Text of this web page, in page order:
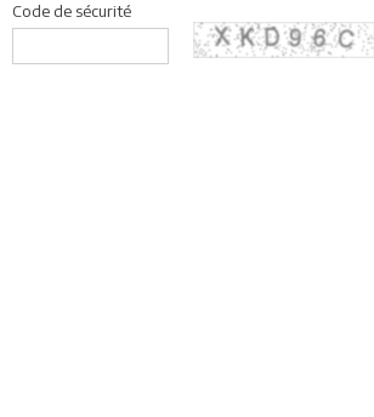
Code de sécurité